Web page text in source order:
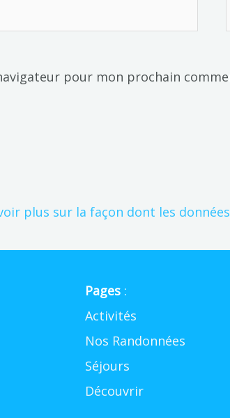
pour mon prochain
plus sur la façon dont les
Pages:
Activités
Nos Randonnées
Séjours
Découvrir